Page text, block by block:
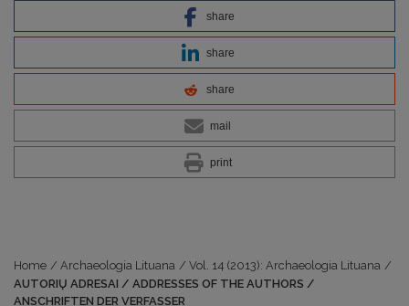
share
share
share
mail
print
Home / Archaeologia Lituana / Vol. 14 (2013): Archaeologia Lituana /
AUTORIŲ ADRESAI / ADDRESSES OF THE AUTHORS /
ANSCHRIFTEN DER VERFASSER